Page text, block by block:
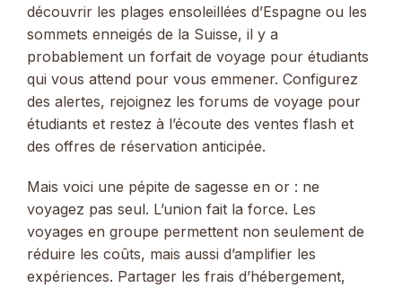
découvrir les plages ensoleillées d’Espagne ou les
sommets enneigés de la Suisse, il y a
probablement un forfait de voyage pour étudiants
qui vous attend pour vous emmener. Configurez
des alertes, rejoignez les forums de voyage pour
étudiants et restez à l’écoute des ventes flash et
des offres de réservation anticipée.
Mais voici une pépite de sagesse en or : ne
voyagez pas seul. L’union fait la force. Les
voyages en groupe permettent non seulement de
réduire les coûts, mais aussi d’amplifier les
expériences. Partager les frais d’hébergement,